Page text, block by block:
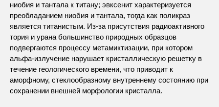
ниобия и тантала к титану; эвксенит характеризуется
преобладанием ниобия и тантала, тогда как поликраз
является титанистым. Из-за присутствия радиоактивного
тория и урана большинство природных образцов
подвергаются процессу метамиктизации, при котором
альфа-излучение нарушает кристаллическую решетку в
течение геологического времени, что приводит к
аморфному, стеклообразному внутреннему состоянию при
сохранении внешней морфологии кристалла.